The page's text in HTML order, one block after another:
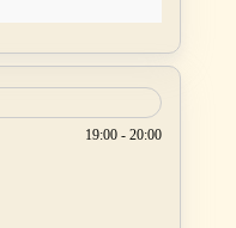
19:00 - 20:00